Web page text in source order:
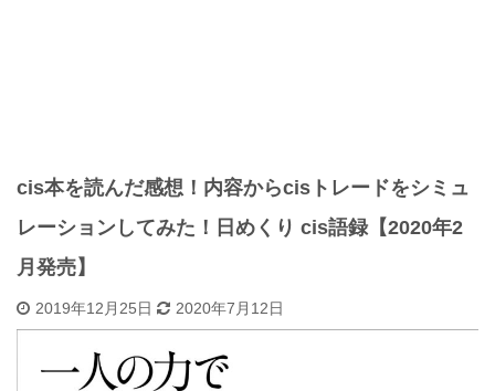
cis本を読んだ感想！内容からcisトレードをシミュ
レーションしてみた！日めくり cis語録【2020年2
月発売】
2019年12月25日 2020年7月12日